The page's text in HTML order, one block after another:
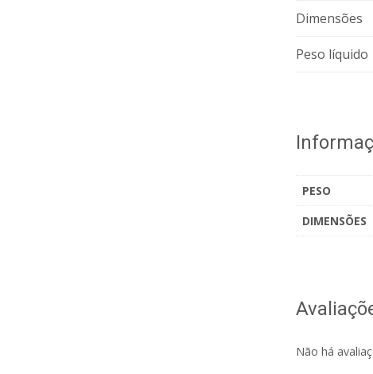
Dimensões
Peso líquido
PESO
DIMENSÕES
Não há